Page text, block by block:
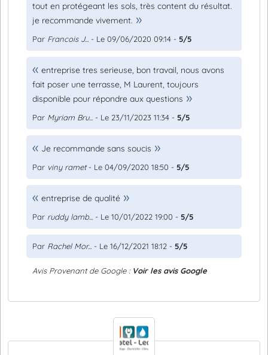
tout en protégeant les sols, très content du résultat.
je recommande vivement.
Par Francois J... - Le 09/06/2020 09:14 - 5/5
entreprise tres serieuse, bon travail, nous avons
fait poser une terrasse, M Laurent, toujours
disponible pour répondre aux questions
Par Myriam Bru... - Le 23/11/2023 11:34 - 5/5
Je recommande sans soucis
Par viny ramet- Le 04/09/2020 18:50 - 5/5
entreprise de qualité
Par ruddy lamb... - Le 10/01/2022 19:00 - 5/5
Par Rachel Mor... - Le 16/12/2021 18:12 - 5/5
Avis Provenant de Google : Voir les avis Google